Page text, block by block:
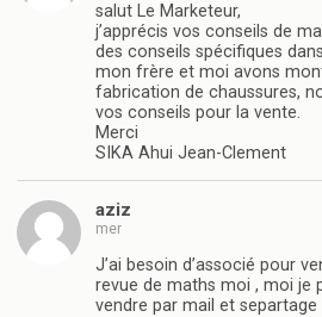
salut Le Marketeur,
j’apprécis vos conseils de
des conseils spécifiques
mon frère et moi avons
fabrication de chaussures,
vos conseils pour la vente.
Merci
SIKA Ahui Jean-Clement
aziz
mer
J’ai besoin d’associé pour
revue de maths moi , moi je
vendre par mail et separtage